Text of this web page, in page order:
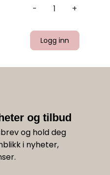
- +
Logg inn
og tilbud
og hold deg
i nyheter,